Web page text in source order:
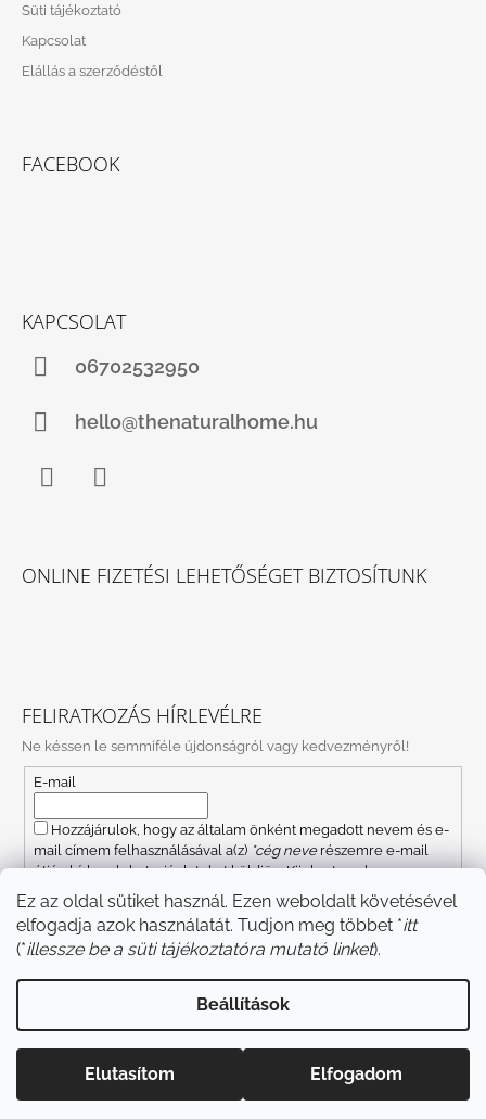
Ez az oldal sütiket használ. Ezen weboldalt követésével
elfogadja azok használatát. Tudjon meg többet *itt
(*illessze be a süti tájékoztatóra mutató linket).
Beállítások
Elutasítom Elfogadom
Süti tájékoztató
Kapcsolat
Elállás a szerződéstől
FACEBOOK
KAPCSOLAT
06702532950
hello@thenaturalhome.hu
ONLINE FIZETÉSI LEHETŐSÉGET BIZTOSÍTUNK
FELIRATKOZÁS HÍRLEVÉLRE
Ne késsen le semmiféle újdonságról vagy kedvezményről!
E-mail
Hozzájárulok, hogy az általam önként megadott nevem és e-
mail címem felhasználásával a(z) *cég neverészemre e-mail
útján hírleveleket, ajánlatokat küldjön. Kijelentem, hogy az
adatkezelési tájékoztatót
elolvastam. Megértettem, hogy a
hozzájárulásom bármikor visszavonhatom.
FELIRATKOZÁS
Süti beállítások
szerkesztése